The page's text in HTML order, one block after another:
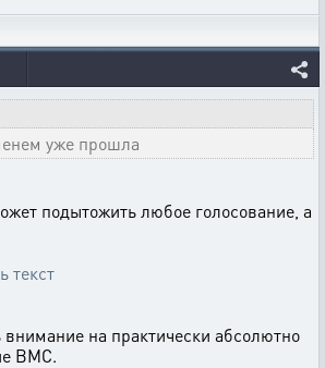
уже прошла
подытожить любое голосование, а
текст
на практически абсолютно
ВМС.